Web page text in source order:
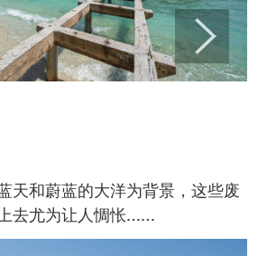
天和蔚蓝的大洋为背景，这些废
去尤为让人惆怅……